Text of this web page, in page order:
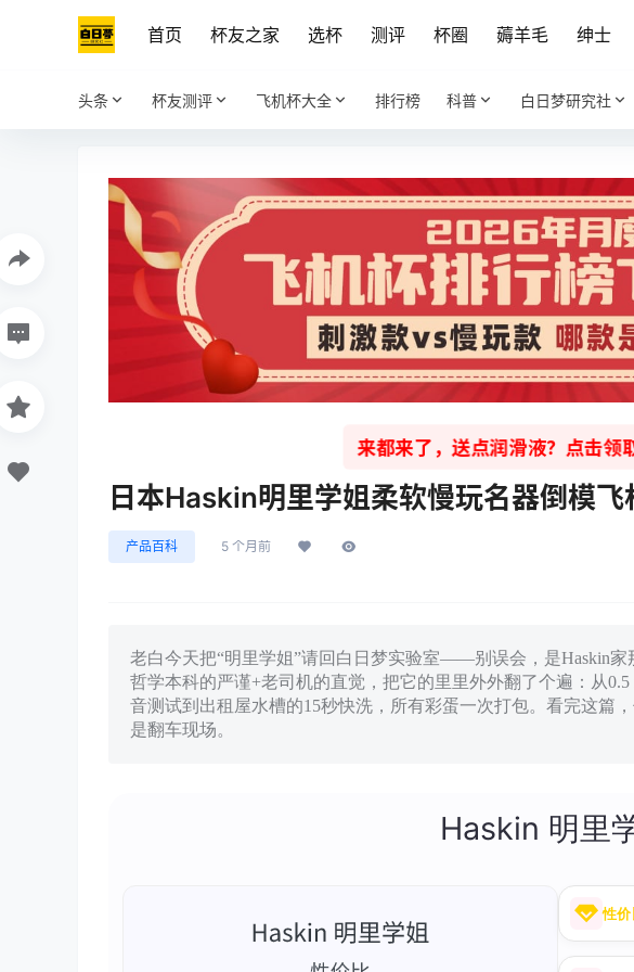
首页 杯友之家 选杯 测评 杯圈 薅羊毛 绅士
头条 杯友测评 飞机杯大全 排行榜 科普 白日梦研究社
来都来了，送点润滑液？点击领
日本Haskin明里学姐柔软慢玩名器倒模
产品百科 5 个月前
老白今天把“明里学姐”请回白日梦实验室——别误会，是Haskin家
哲学本科的严谨+老司机的直觉，把它的里里外外翻了个遍：从
音测试到出租屋水槽的15秒快洗，所有彩蛋一次打包。看完这篇
是翻车现场。
Haskin 明里
性价